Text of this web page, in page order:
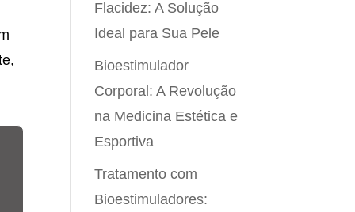
Flacidez: A Solução
Ideal para Sua Pele
Bioestimulador
Corporal: A Revolução
na Medicina Estética e
Esportiva
Tratamento com
Bioestimuladores: